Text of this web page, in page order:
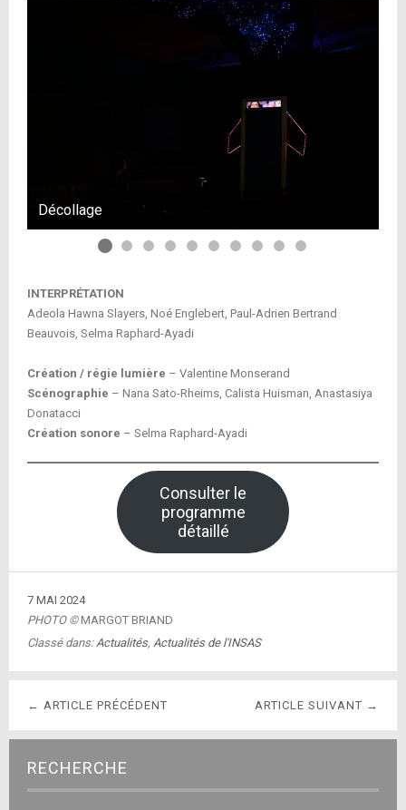
Décollage
INTERPRÉTATION
Adeola Hawna Slayers, Noé Englebert, Paul-Adrien Bertrand
Beauvois, Selma Raphard-Ayadi
Création / régie lumière – Valentine Monserand
Scénographie – Nana Sato-Rheims, Calista Huisman, Anastasiya
Donatacci
Création sonore – Selma Raphard-Ayadi
Consulter le
programme
détaillé
7 MAI 2024
PHOTO ©MARGOT BRIAND
Classé dans:Actualités, Actualités de l'INSAS
ARTICLE SUIVANT →
← ARTICLE PRÉCÉDENT
RECHERCHE